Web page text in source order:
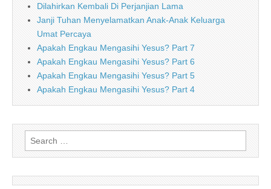
Dilahirkan Kembali Di Perjanjian Lama
Janji Tuhan Menyelamatkan Anak-Anak Keluarga
Umat Percaya
Apakah Engkau Mengasihi Yesus? Part 7
Apakah Engkau Mengasihi Yesus? Part 6
Apakah Engkau Mengasihi Yesus? Part 5
Apakah Engkau Mengasihi Yesus? Part 4
Search
for: